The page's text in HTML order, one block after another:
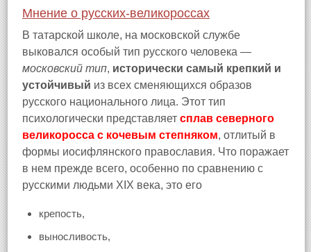
Мнение о русских-великороссах
В татарской школе, на московской службе
выковался особый тип русского человека —
московский тип, исторически самый крепкий и
устойчивый из всех сменяющихся образов
русского национального лица. Этот тип
психологически представляет сплав северного
великоросса с кочевым степняком, отлитый в
формы иосифлянского православия. Что поражает
в нем прежде всего, особенно по сравнению с
русскими людьми XIX века, это его
крепость,
выносливость,